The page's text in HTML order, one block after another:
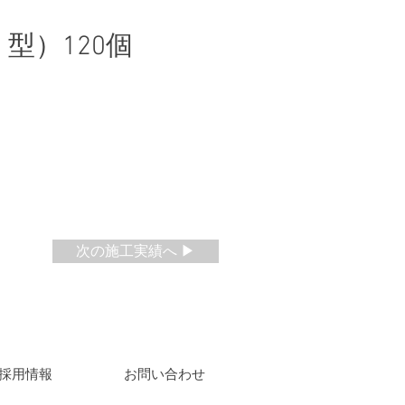
）120個
次の施工実績へ ▶
用情報 ​お問い合わせ